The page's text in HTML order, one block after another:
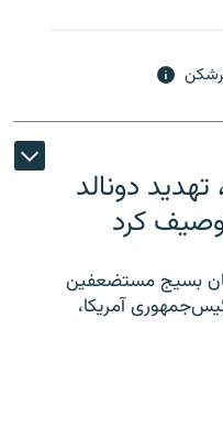
دونالد
کرد
بسیج مستضعفین
آمریکا،